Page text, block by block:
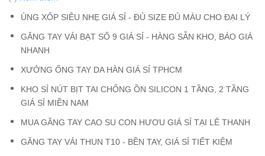
ỦNG XỐP SIÊU NHẸ GIÁ SỈ - ĐỦ SIZE ĐỦ MÀU CHO ĐẠI LÝ
GĂNG TAY VẢI BẠT SỐ 9 GIÁ SỈ - HÀNG SẴN KHO, BÁO GIÁ
NHANH
XƯỞNG ỐNG TAY DA HÀN GIÁ SỈ TPHCM
KHO SỈ NÚT BỊT TAI CHỐNG ỒN SILICON 1 TẦNG, 2 TẦNG
GIÁ SỈ MIỀN NAM
MUA GĂNG TAY CAO SU CON HƯƠU GIÁ SỈ TẠI LÊ THANH
GĂNG TAY VẢI THUN T10 - BỀN TAY, GIÁ SỈ TIẾT KIỆM